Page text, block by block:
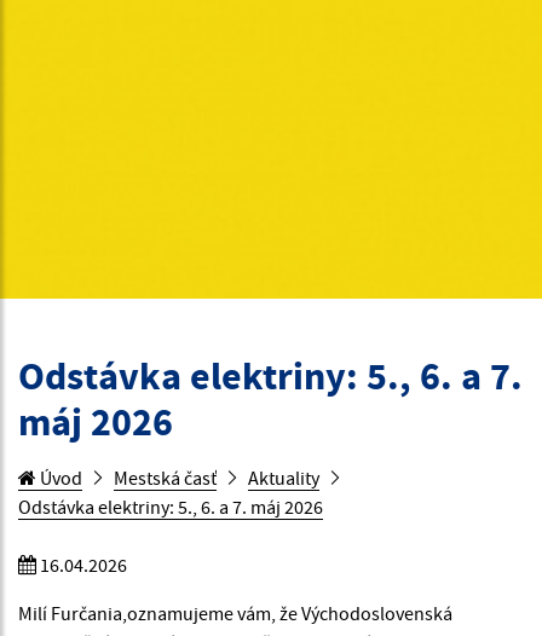
Odstávka elektriny: 5., 6. a 7.
máj 2026
Úvod Mestská časť
Aktuality
Odstávka elektriny: 5., 6. a 7. máj 2026
16.04.2026
Milí Furčania,oznamujeme vám, že Východoslovenská